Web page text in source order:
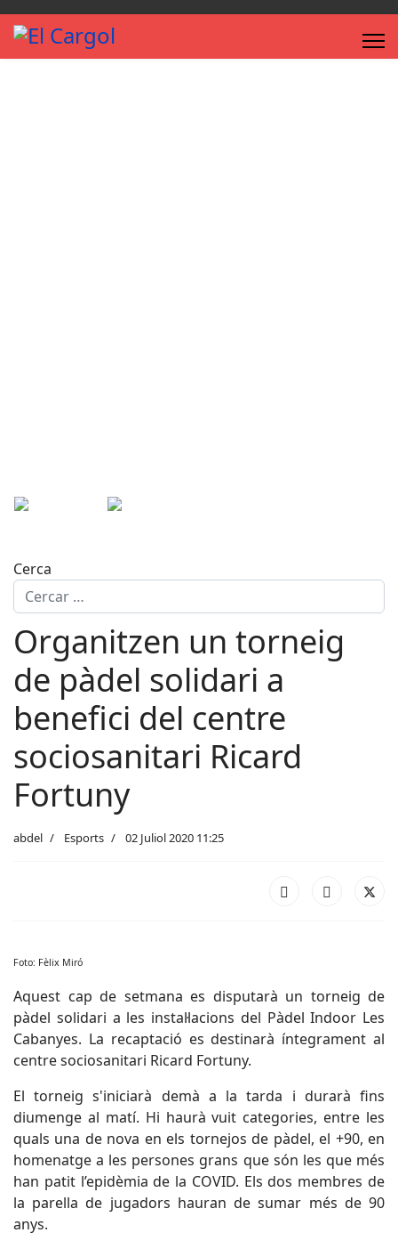
Cerca
Organitzen un torneig
de pàdel solidari a
benefici del centre
sociosanitari Ricard
Fortuny
abdel Esports 02 Juliol 2020 11:25
Foto: Fèlix Miró
Aquest cap de setmana es disputarà un torneig de
pàdel solidari a les instal·lacions del Pàdel Indoor Les
Cabanyes. La recaptació es destinarà íntegrament al
centre sociosanitari Ricard Fortuny.
El torneig s'iniciarà demà a la tarda i durarà fins
diumenge al matí. Hi haurà vuit categories, entre les
quals una de nova en els tornejos de pàdel, el +90, en
homenatge a les persones grans que són les que més
han patit l’epidèmia de la COVID. Els dos membres de
la parella de jugadors hauran de sumar més de 90
anys.